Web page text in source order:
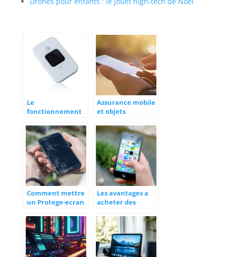
Le
fonctionnement
d’un hotspot
mobile
Assurance mobile
et objets
vraiment utile ?
Comment mettre
un Protege-ecran
Les avantages a
acheter des
reconditionnes